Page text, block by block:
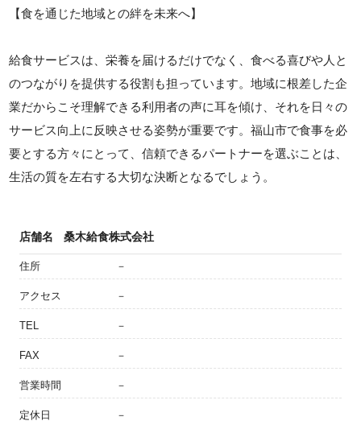
【食を通じた地域との絆を未来へ】
給食サービスは、栄養を届けるだけでなく、食べる喜びや人と
のつながりを提供する役割も担っています。地域に根差した企
業だからこそ理解できる利用者の声に耳を傾け、それを日々の
サービス向上に反映させる姿勢が重要です。福山市で食事を必
要とする方々にとって、信頼できるパートナーを選ぶことは、
生活の質を左右する大切な決断となるでしょう。
店舗名 桑木給食株式会社
住所 －
アクセス －
TEL －
FAX －
営業時間 －
定休日 －